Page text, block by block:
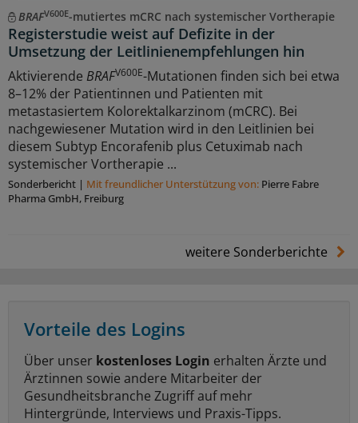
BRAFV600E-mutiertes mCRC nach systemischer Vortherapie
Registerstudie weist auf Defizite in der
Umsetzung der Leitlinienempfehlungen hin
Aktivierende BRAFV600E-Mutationen finden sich bei etwa
8–12% der Patientinnen und Patienten mit
metastasiertem Kolorektalkarzinom (mCRC). Bei
nachgewiesener Mutation wird in den Leitlinien bei
diesem Subtyp Encorafenib plus Cetuximab nach
systemischer Vortherapie ...
Sonderbericht | Mit freundlicher Unterstützung von: Pierre Fabre
Pharma GmbH, Freiburg
weitere Sonderberichte
Vorteile des Logins
Über unser kostenloses Login erhalten Ärzte und
Ärztinnen sowie andere Mitarbeiter der
Gesundheitsbranche Zugriff auf mehr
Hintergründe, Interviews und Praxis-Tipps.